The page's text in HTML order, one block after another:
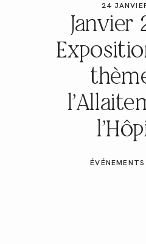
24
Janvier
GALERIES